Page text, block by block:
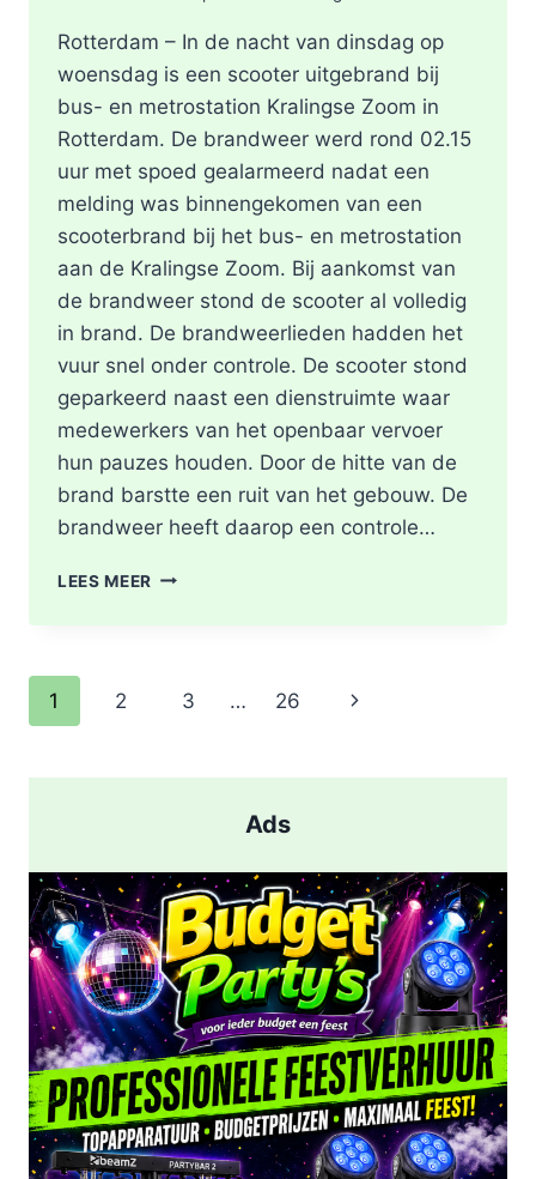
Rotterdam – In de nacht van dinsdag op
woensdag is een scooter uitgebrand bij
bus- en metrostation Kralingse Zoom in
Rotterdam. De brandweer werd rond 02.15
uur met spoed gealarmeerd nadat een
melding was binnengekomen van een
scooterbrand bij het bus- en metrostation
aan de Kralingse Zoom. Bij aankomst van
de brandweer stond de scooter al volledig
in brand. De brandweerlieden hadden het
vuur snel onder controle. De scooter stond
geparkeerd naast een dienstruimte waar
medewerkers van het openbaar vervoer
hun pauzes houden. Door de hitte van de
brand barstte een ruit van het gebouw. De
brandweer heeft daarop een controle…
LEES MEER SCOOTER
STATION
IN
Paginanavigatie
1 2 3 … 26
Volgende
Ads